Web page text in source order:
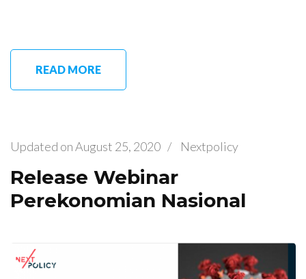
READ MORE
Updated onAugust 25, 2020 / Nextpolicy
Release Webinar
Perekonomian Nasional